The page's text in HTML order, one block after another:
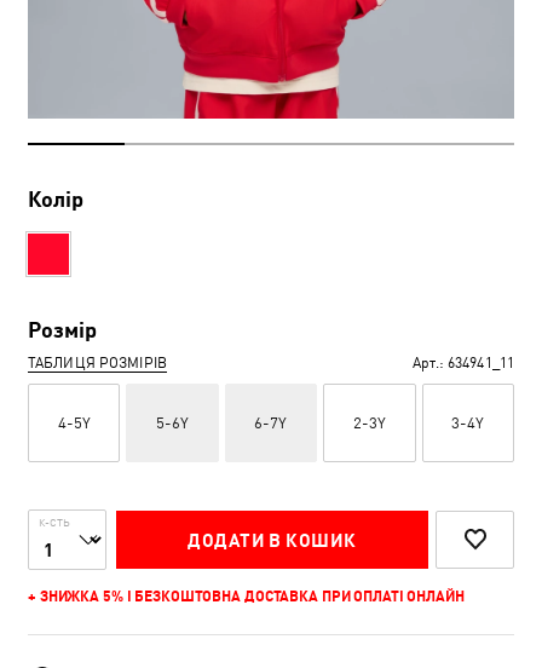
Колір
Розмір
ТАБЛИЦЯ РОЗМІРІВ Арт.: 634941_11
4-5Y 5-6Y 6-7Y 2-3Y 3-4Y
К-СТЬ
ДОДАТИ В КОШИК
+ ЗНИЖКА 5% І БЕЗКОШТОВНА ДОСТАВКА ПРИ ОПЛАТІ ОНЛАЙН